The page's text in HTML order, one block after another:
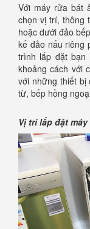
Với máy rửa bát
chọn vị trí, thông
hoặc dưới đảo
kế đảo nấu riêng
trình lắp đặt
khoảng cách với
với những thiết bị
từ, bếp hồng
Vị trí lắp đặt